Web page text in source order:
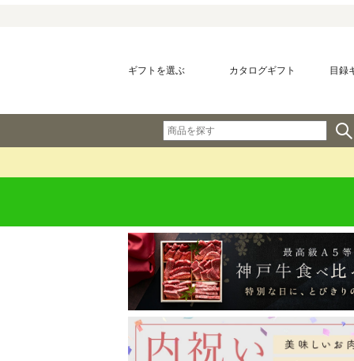
ギフトを選ぶ カタログギフト 目録